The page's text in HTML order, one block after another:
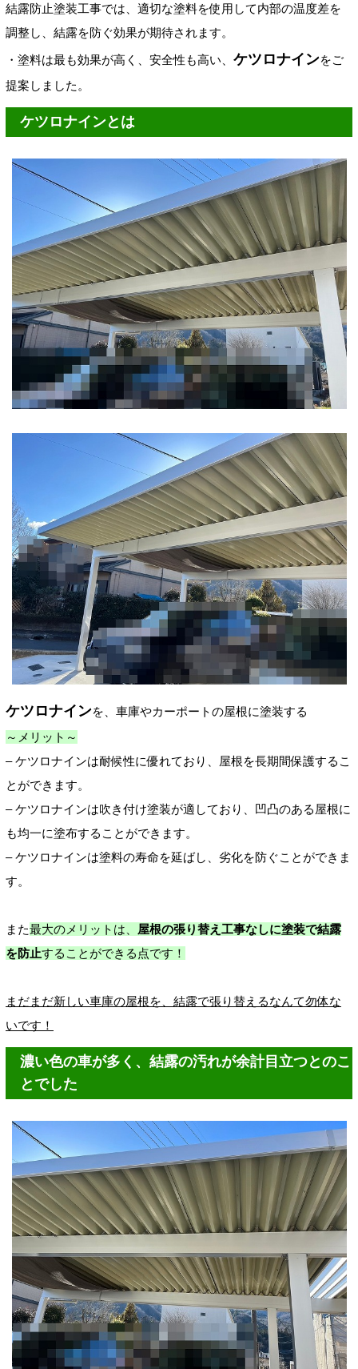
結露防止塗装工事では、適切な塗料を使用して内部の温度差を
調整し、結露を防ぐ効果が期待されます。
・塗料は最も効果が高く、安全性も高い、 ケツロナインをご
提案しました。
ケツロナインとは
ケツロナインを、車庫やカーポートの屋根に塗装する
～メリット～
– ケツロナインは耐候性に優れており、屋根を長期間保護するこ
とができます。
– ケツロナインは吹き付け塗装が適しており、凹凸のある屋根に
も均一に塗布することができます。
– ケツロナインは塗料の寿命を延ばし、劣化を防ぐことができま
す。
また最大のメリットは、 屋根の張り替え工事なしに塗装で結露
を防止することができる点です！
まだまだ新しい車庫の屋根を、結露で張り替えるなんて勿体な
いです！
濃い色の車が多く、結露の汚れが余計目立つとのこ
とでした